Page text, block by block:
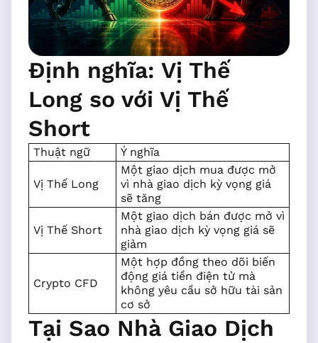
Định nghĩa: Vị Thế
Long so với Vị Thế
Short
Thuật ngữ Ý nghĩa
Vị Thế Long
Một giao dịch mua được mở
vì nhà giao dịch kỳ vọng giá
sẽ tăng
Vị Thế Short
Một giao dịch bán được mở vì
nhà giao dịch kỳ vọng giá sẽ
giảm
Crypto CFD
Một hợp đồng theo dõi biến
động giá tiền điện tử mà
không yêu cầu sở hữu tài sản
cơ sở
Tại Sao Nhà Giao Dịch